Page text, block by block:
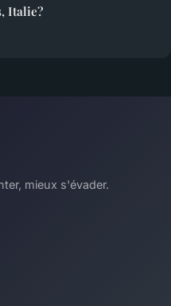
Italie?
mieux s'évader.